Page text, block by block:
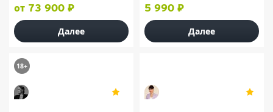
от 73 900 ₽
Далее
5 990 ₽
Далее
18+